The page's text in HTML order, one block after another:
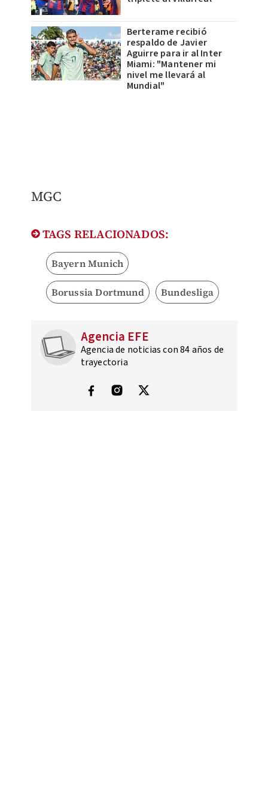
Berterame recibió
respaldo de Javier
Aguirre para ir al Inter
Miami: "Mantener mi
nivel me llevará al
Mundial"
MGC
TAGS RELACIONADOS:
Bayern Munich
Borussia Dortmund Bundesliga
Agencia EFE
Agencia de noticias con 84 años de
trayectoria